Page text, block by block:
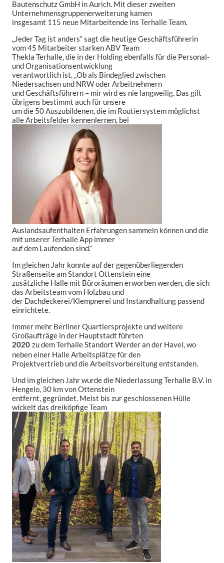
Bautenschutz GmbH in Aurich. Mit dieser zweiten
Unternehmensgruppenerweiterung kamen
insgesamt 115 neue Mitarbeitende ins Terhalle Team.
„Jeder Tag ist anders“ sagt die heutige Geschäftsführerin
vom 45 Mitarbeiter starken ABV Team
Thekla Terhalle, die in der Holding ebenfalls für die Personal-
und Organisationsentwicklung
verantwortlich ist. „Ob als Bindeglied zwischen
Niedersachsen und NRW oder Arbeitnehmern
und Geschäftsführern – mir wird es nie langweilig. Das gilt
übrigens bestimmt auch für unsere
um die 50 Auszubildenen, die im Routiersystem möglichst
alle Arbeitsfelder kennenlernen, bei
Auslandsaufenthalten Erfahrungen sammeln können und die
mit unserer Terhalle App immer
auf dem Laufenden sind.“
Im gleichen Jahr konnte auf der gegenüberliegenden
Straßenseite am Standort Ottenstein eine
zusätzliche Halle mit Büroräumen erworben werden, die sich
das Arbeitsteam vom Holzbau und
der Dachdeckerei/Klempnerei und Instandhaltung passend
einrichtete.
Immer mehr Berliner Quartiersprojekte und weitere
Großaufträge in der Hauptstadt führten
2020 zu dem Terhalle Standort Werder an der Havel, wo
neben einer Halle Arbeitsplätze für den
Projektvertrieb und die Arbeitsvorbereitung entstanden.
Und im gleichen Jahr wurde die Niederlassung Terhalle B.V. in
Hengelo, 30 km von Ottenstein
entfernt, gegründet. Meist bis zur geschlossenen Hülle
wickelt das dreiköpfige Team